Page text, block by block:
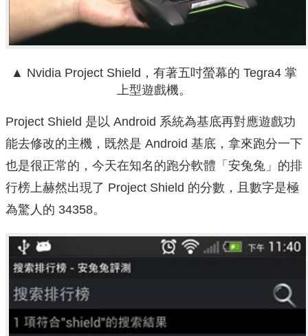
▲ Nvidia Project Shield，有著五吋螢幕的 Tegra4 掌
上型遊戲機。
Project Shield 是以 Android 系統為基底再對應遊戲功
能去修改的主機，既然是 Android 基底，拿來跑分一下
也是很正常的，今天在知名的跑分軟體「安兔兔」的排
行榜上赫然出現了 Project Shield 的分數，且數字是極
為驚人的 34358。